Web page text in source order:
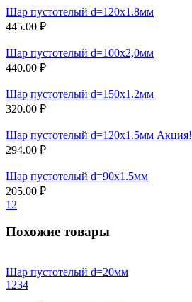
Шар пустотелый d=120х1.8мм
445.00 ₽
Шар пустотелый d=100х2,0мм
440.00 ₽
Шар пустотелый d=150х1.2мм
320.00 ₽
Шар пустотелый d=120х1.5мм Акция!
294.00 ₽
Шар пустотелый d=90х1.5мм
205.00 ₽
1 2
Похожие товары
Шар пустотелый d=20мм
1 234